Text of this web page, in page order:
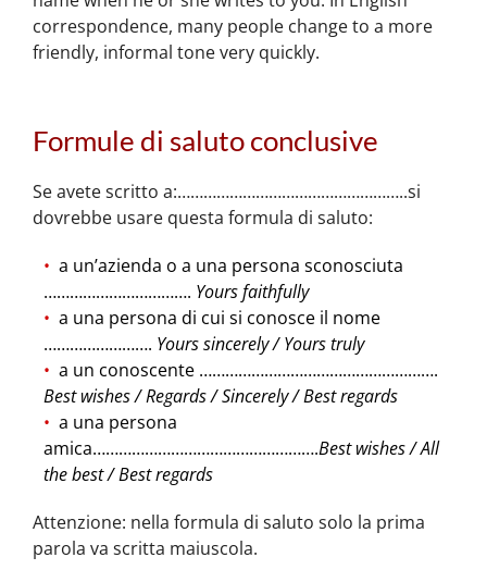
correspondence, many people change to a more
friendly, informal tone very quickly.
Formule di saluto conclusive
Se avete scritto a:……………………………………………..si
dovrebbe usare questa formula di saluto:
a un’azienda o a una persona sconosciuta
……………………………. Yours faithfully
a una persona di cui si conosce il nome
……………………. Yours sincerely / Yours truly
a un conoscente ……………………………………………….
Best wishes / Regards / Sincerely / Best regards
a una persona
amica…………………………………………….Best wishes / All
the best / Best regards
Attenzione: nella formula di saluto solo la prima
parola va scritta maiuscola.